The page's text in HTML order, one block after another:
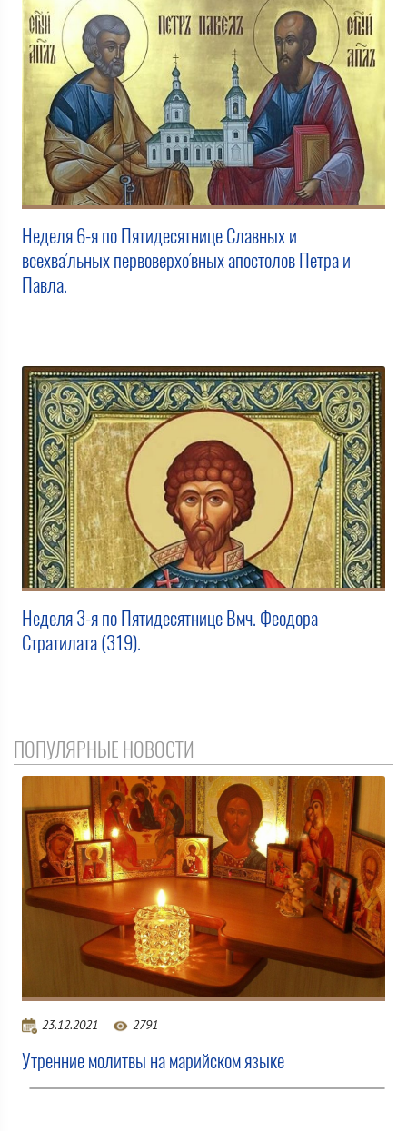
Неделя 6-я по Пятидесятнице Славных и
всехва́льных первоверхо́вных апостолов Петра и
Павла.
Неделя 3-я по Пятидесятнице Вмч. Феодора
Стратилата (319).
ПОПУЛЯРНЫЕ НОВОСТИ
23.12.2021 2791
Утренние молитвы на марийском языке